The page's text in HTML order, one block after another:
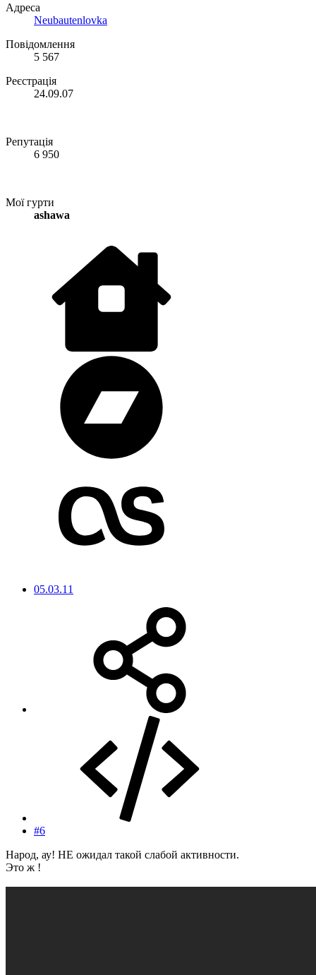
Адреса
Neubautenlovka
Повідомлення
5 567
Реєстрація
24.09.07
Репутація
6 950
Мої гурти
ashawa
05.03.11
#6
Народ, ау! НЕ ожидал такой слабой активности.
Это ж !